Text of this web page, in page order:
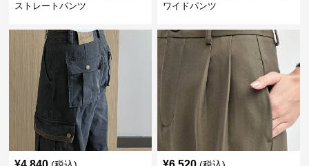
ストレートパンツ
ワイドパンツ